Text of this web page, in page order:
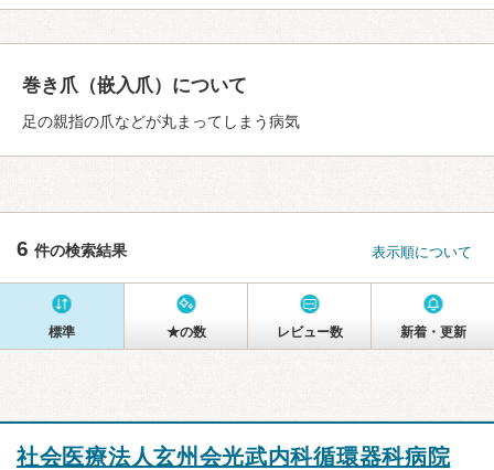
巻き爪（嵌入爪）について
足の親指の爪などが丸まってしまう病気
6 件の検索結果 表示順について
標準 ★の数 レビュー数 新着・更新
社会医療法人玄州会光武内科循環器科病院